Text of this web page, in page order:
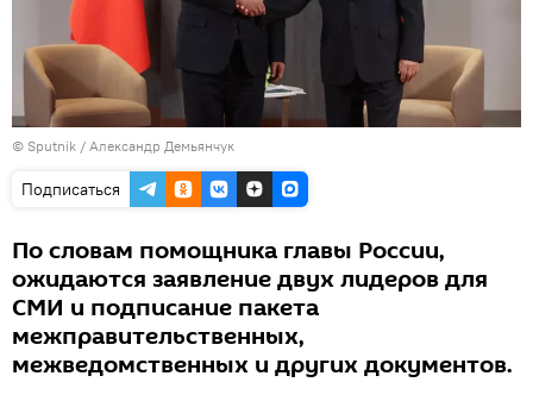
© Sputnik / Александр Демьянчук
Подписаться
По словам помощника главы России,
ожидаются заявление двух лидеров для
СМИ и подписание пакета
межправительственных,
межведомственных и других документов.